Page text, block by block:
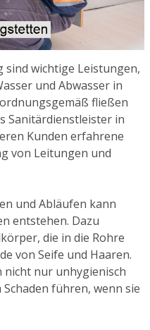
wichtige Leistungen,
und Abwasser in
fließen
Sanitärdienstleister in
Kunden erfahrene
von Leitungen und
und Abläufen kann
entstehen. Dazu
die in die Rohre
von Seife und Haaren.
nur unhygienisch
führen, wenn sie